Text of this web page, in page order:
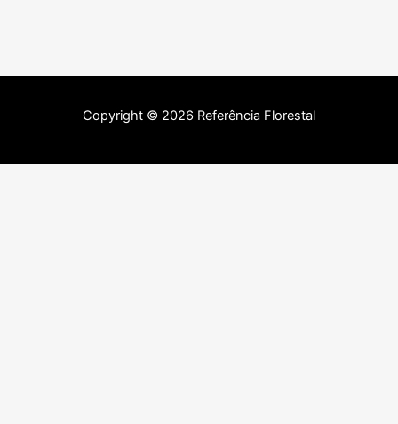
Copyright © 2026 Referência Florestal